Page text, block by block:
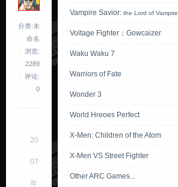
分类:未
命名
浏览:
2289
评论:
0
20
07
年
Vampire Savior: the Lord of Vampire
Voltage Fighter：Gowcaizer
Waku Waku 7
Warriors of Fate
Wonder 3
World Hreoes Perfect
X-Men: Children of the Atom
X-Men VS Street Fighter
Other ARC Games...